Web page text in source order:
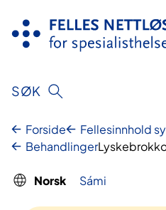
innhold
SØK
Forside
Fellesinnhold
Behandlinger
Norsk Sámi